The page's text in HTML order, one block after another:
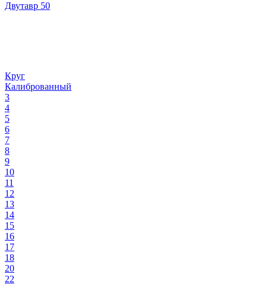
Двутавр 50
Круг
Калиброванный
3
4
5
6
7
8
9
10
11
12
13
14
15
16
17
18
20
22